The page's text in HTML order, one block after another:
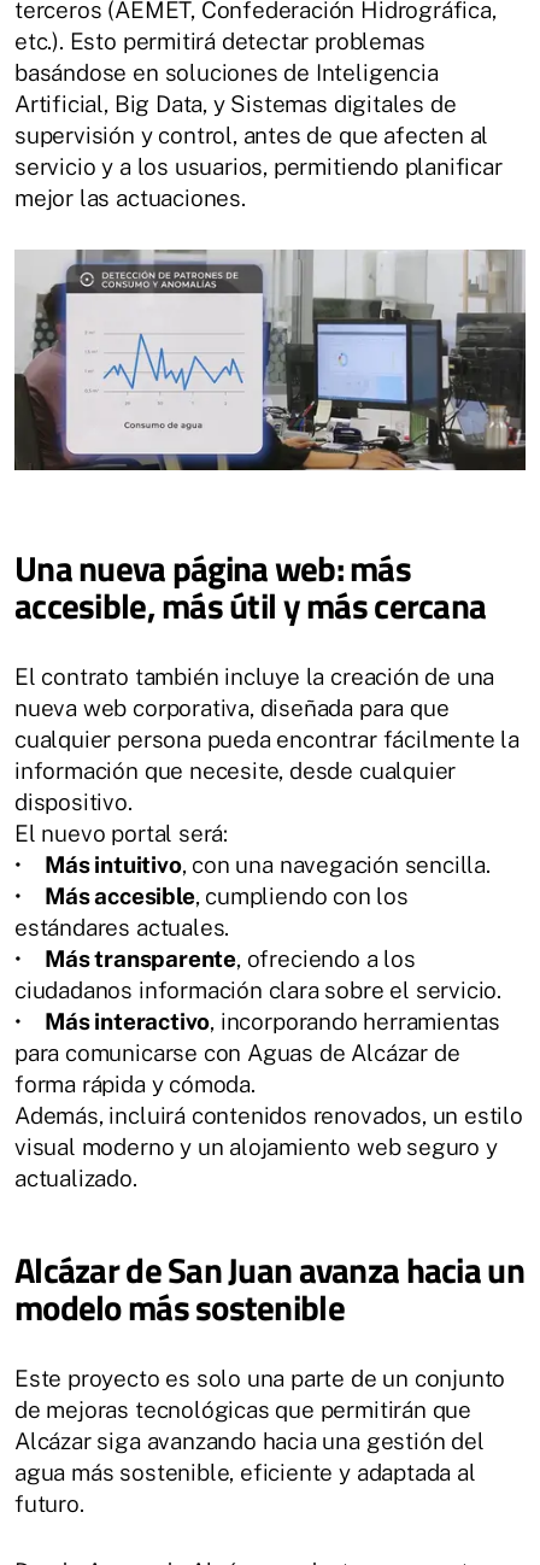
terceros (AEMET, Confederación Hidrográfica,
etc.). Esto permitirá detectar problemas
basándose en soluciones de Inteligencia
Artificial, Big Data, y Sistemas digitales de
supervisión y control, antes de que afecten al
servicio y a los usuarios, permitiendo planificar
mejor las actuaciones.
Una nueva página web: más
accesible, más útil y más cercana
El contrato también incluye la creación de una
nueva web corporativa, diseñada para que
cualquier persona pueda encontrar fácilmente la
información que necesite, desde cualquier
dispositivo.
El nuevo portal será:
• Más intuitivo, con una navegación sencilla.
• Más accesible, cumpliendo con los
estándares actuales.
• Más transparente, ofreciendo a los
ciudadanos información clara sobre el servicio.
• Más interactivo, incorporando herramientas
para comunicarse con Aguas de Alcázar de
forma rápida y cómoda.
Además, incluirá contenidos renovados, un estilo
visual moderno y un alojamiento web seguro y
actualizado.
Alcázar de San Juan avanza hacia un
modelo más sostenible
Este proyecto es solo una parte de un conjunto
de mejoras tecnológicas que permitirán que
Alcázar siga avanzando hacia una gestión del
agua más sostenible, eficiente y adaptada al
futuro.